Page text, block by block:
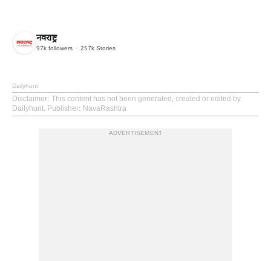
नवराष्ट्र
97k followers 257k Stories
Dailyhunt
Disclaimer: This content has not been generated, created or edited by
Dailyhunt. Publisher: NavaRashtra
ADVERTISEMENT